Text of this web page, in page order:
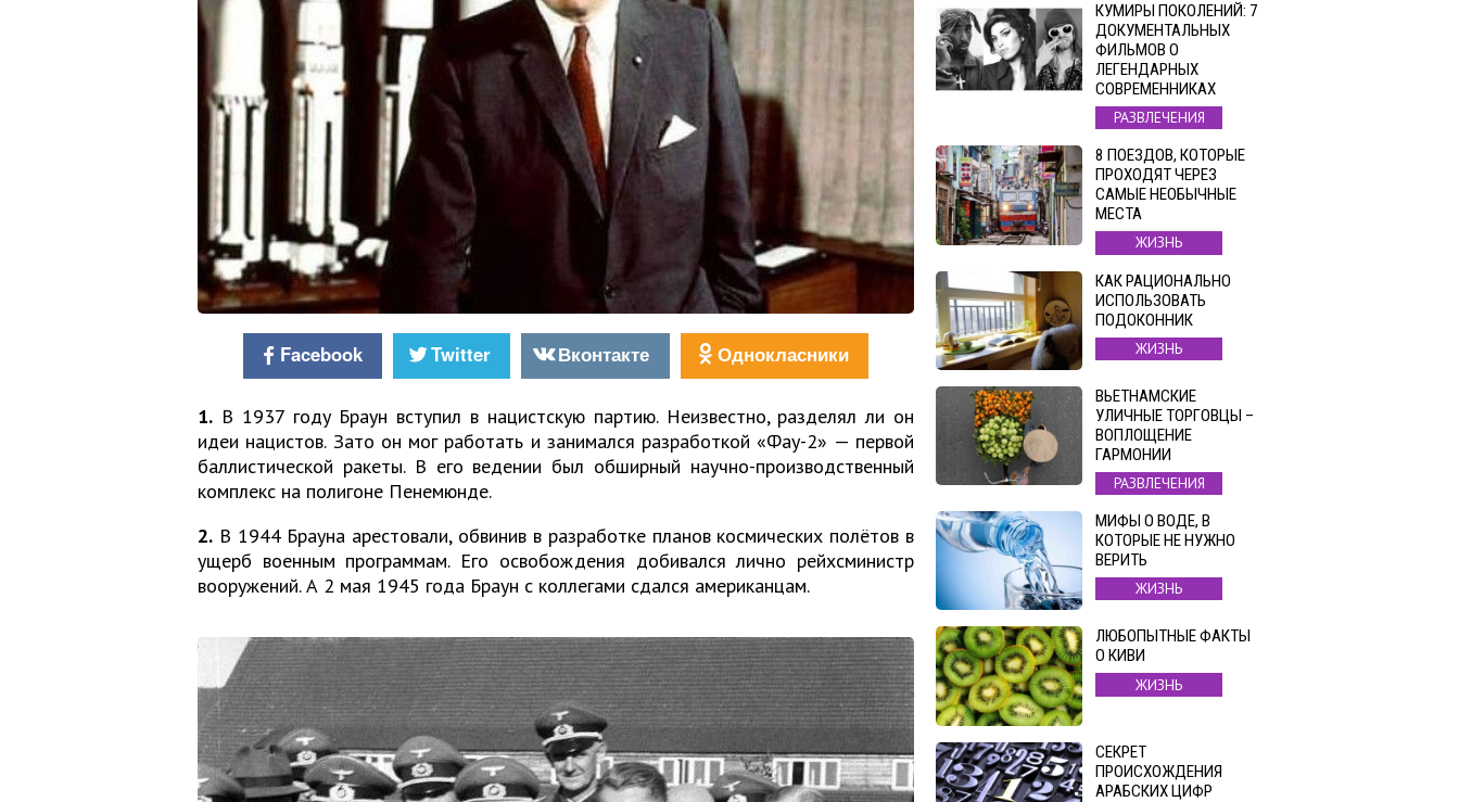
Facebook Twitter Вконтакте Однокласники
1. В 1937 году Браун вступил в нацистскую партию. Неизвестно, разделял ли он
идеи нацистов. Зато он мог работать и занимался разработкой «Фау-2» — первой
баллистической ракеты. В его ведении был обширный научно-производственный
комплекс на полигоне Пенемюнде.
2. В 1944 Брауна арестовали, обвинив в разработке планов космических полётов в
ущерб военным программам. Его освобождения добивался лично рейхсминистр
вооружений. А 2 мая 1945 года Браун с коллегами сдался американцам.
КУМИРЫ ПОКОЛЕНИЙ: 7
ДОКУМЕНТАЛЬНЫХ
ФИЛЬМОВ О
ЛЕГЕНДАРНЫХ
СОВРЕМЕННИКАХ
РАЗВЛЕЧЕНИЯ
8 ПОЕЗДОВ, КОТОРЫЕ
ПРОХОДЯТ ЧЕРЕЗ
САМЫЕ НЕОБЫЧНЫЕ
МЕСТА
ЖИЗНЬ
КАК РАЦИОНАЛЬНО
ИСПОЛЬЗОВАТЬ
ПОДОКОННИК
ЖИЗНЬ
ВЬЕТНАМСКИЕ
УЛИЧНЫЕ ТОРГОВЦЫ –
ВОПЛОЩЕНИЕ
ГАРМОНИИ
РАЗВЛЕЧЕНИЯ
МИФЫ О ВОДЕ, В
КОТОРЫЕ НЕ НУЖНО
ВЕРИТЬ
ЖИЗНЬ
ЛЮБОПЫТНЫЕ ФАКТЫ
О КИВИ
ЖИЗНЬ
СЕКРЕТ
ПРОИСХОЖДЕНИЯ
АРАБСКИХ ЦИФР